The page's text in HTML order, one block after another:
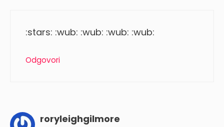
:stars: :wub: :wub: :wub: :wub:
Odgovori
roryleighgilmore